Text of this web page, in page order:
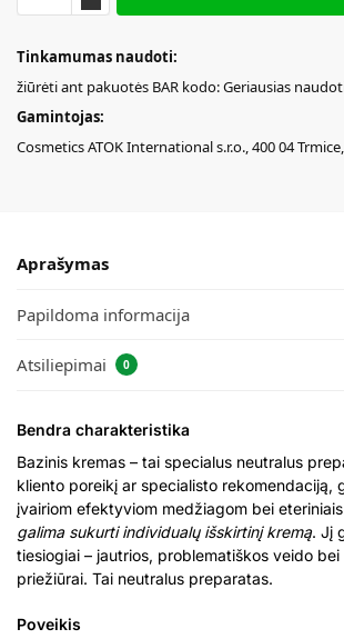
Tinkamumas naudoti:
žiūrėti ant pakuotės BAR kodo: Geriausias
Gamintojas:
Cosmetics ATOK International s.r.o., 400 04
Aprašymas
Papildoma informacija
Atsiliepimai 0
Bendra charakteristika
Bazinis kremas – tai specialus neutralus
kliento poreikį ar specialisto rekomendaciją,
įvairiom efektyviom medžiagom bei eteriniais
galima sukurtiindividualų išskirtinį kremą. Jį
tiesiogiai – jautrios, problematiškos veido
priežiūrai. Tai neutralus preparatas.
Poveikis